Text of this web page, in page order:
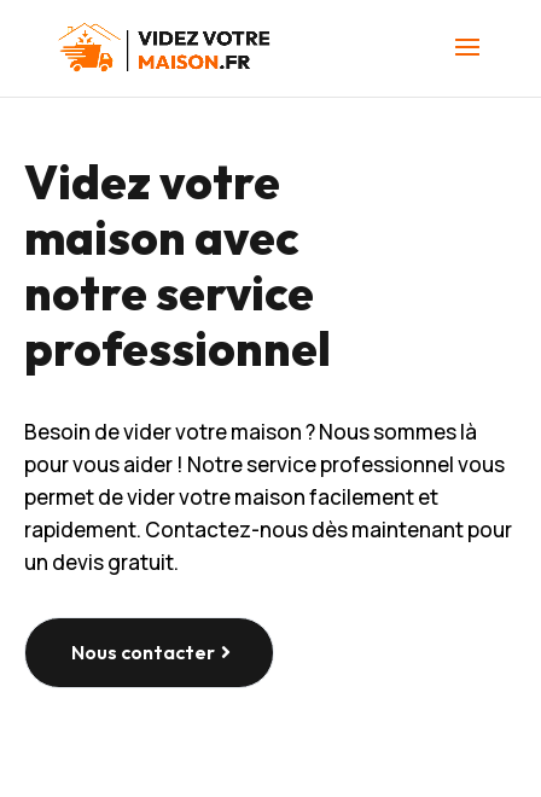
Videz votre
maison avec
notre service
professionnel
Besoin de vider votre maison ? Nous sommes là
pour vous aider ! Notre service professionnel vous
permet de vider votre maison facilement et
rapidement. Contactez-nous dès maintenant pour
un devis gratuit.
Nous contacter